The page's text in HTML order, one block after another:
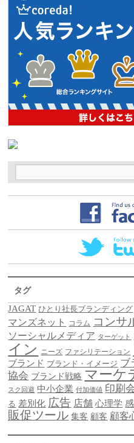
タグ
JAGAT ひとり社長ブランディング
マンズネット
コラム コンサ
ソーシャルメディア ターゲット
イン ニーズ ファシリテーション
ブランド ブランド・イメージ ブ
協会 ブランド戦略 マーケ
スク回避 中小企業 付加価値 印刷
る 差別化 広告 店舗 心理学
販促ツール 集客 顧客 顧客